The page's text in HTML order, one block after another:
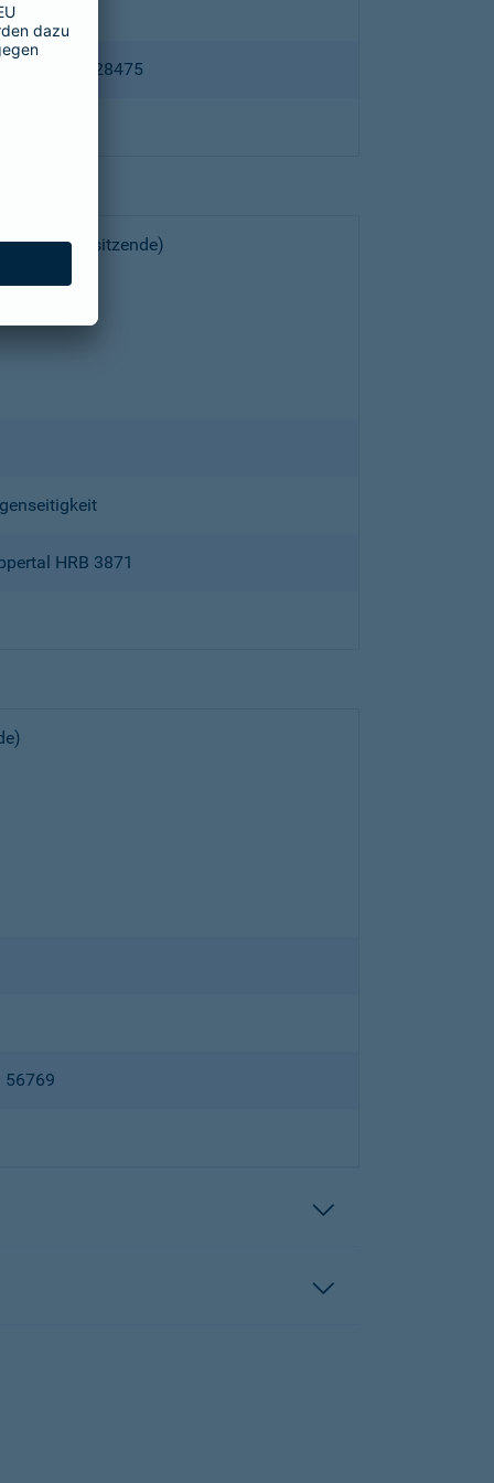
HRB 28475
(Vorsitzende)
HRB 3871
56769